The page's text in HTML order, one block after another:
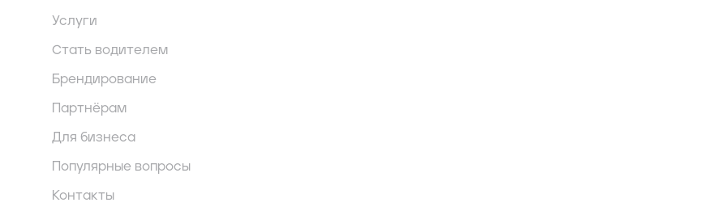
Услуги
Стать водителем
Брендирование
Партнёрам
Для бизнеса
Популярные вопросы
Контакты